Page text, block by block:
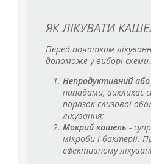
ЯК ЛІКУВАТИ
Перед початком
допоможе у виборі схеми
Непродуктивний
нападами, викликає
поразок слизової
лікування;
Мокрий кашель -
мікроби і бактерії.
ефективному